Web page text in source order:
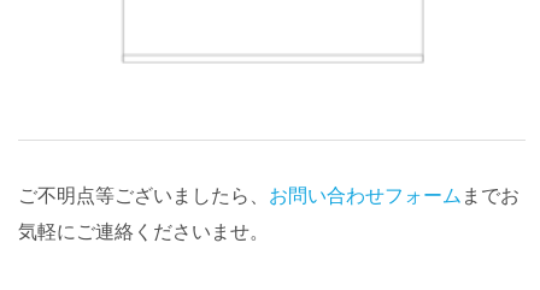
ご不明点等ございましたら、 お問い合わせフォームまでお
気軽にご連絡くださいませ。